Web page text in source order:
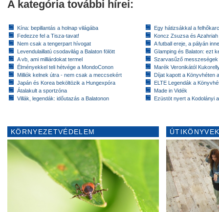
A kategória további hírei:
Kína: bepillantás a holnap világába
Fedezze fel a Tisza-tavat!
Nem csak a tengerpart hívogat
Levendulaillatú csodavilág a Balaton fölött
A vb, ami milliárdokat termel
Élményekkel teli hétvége a MondoConon
Milliók kelnek útra - nem csak a meccsekért
Japán és Korea beköltözik a Hungexpóra
Átalakult a sportzóna
Villák, legendák: időutazás a Balatonon
Egy hátizsákkal a
Koncz Zsuzsa és
A futball ereje, a pályán
Glamping és Balaton: ezt
Szarvasűző messzeségek
Marék Veronikától
Díjat kapott a Könyvhéten
ELTE Legendák a
Made in Vidék
Ezüstöt nyert a Kodolányi
KÖRNYEZETVÉDELEM